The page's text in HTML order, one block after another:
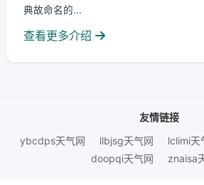
典故命名的...
查看更多介绍
友情链接
ybcdps天气网
llbjsg天气网 lclimi天
doopqi天气网
znaisa